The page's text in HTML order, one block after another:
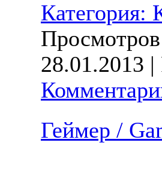
Категория:
28.01.2013 |
Геймер /